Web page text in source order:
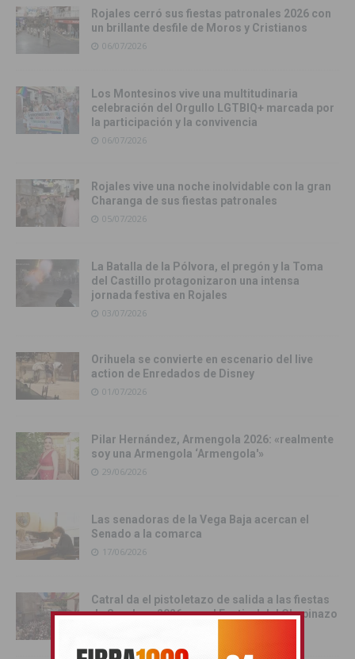
Rojales cerró sus fiestas patronales 2026 con
un brillante desfile de Moros y Cristianos
06/07/2026
Los Montesinos vive una multitudinaria
celebración del Orgullo LGTBIQ+ marcada por
la participación y la convivencia
06/07/2026
Rojales vive una noche inolvidable con la gran
Charanga de sus fiestas patronales
05/07/2026
La Batalla de la Pólvora, el pregón y la Toma
del Castillo protagonizaron una intensa
jornada festiva en Rojales
03/07/2026
Orihuela se convierte en escenario del live
action de Enredados de Disney
01/07/2026
Pilar Hernández, Armengola 2026: «realmente
soy una Armengola ‘Armengola'»
29/06/2026
Las senadoras de la Vega Baja acercan el
Senado a la comarca
17/06/2026
Catral da el pistoletazo de salida a las fiestas
de San Juan 2026 con el Festival del Chupinazo